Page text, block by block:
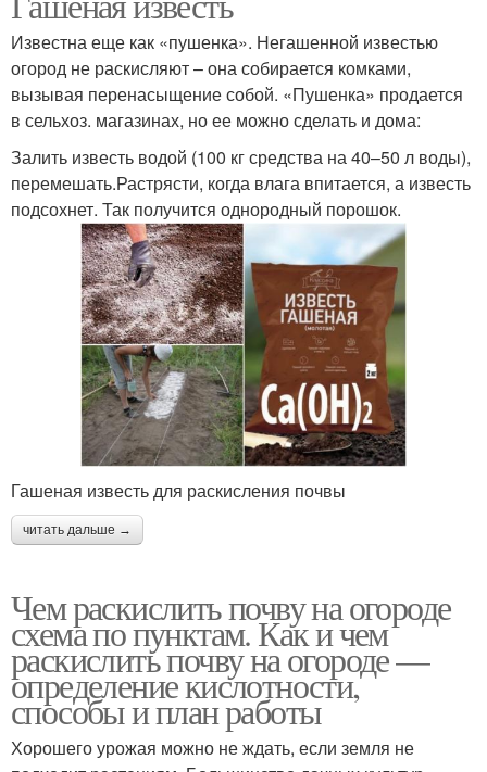
Известна еще как «пушенка». Негашенной известью
огород не раскисляют – она собирается комками,
вызывая перенасыщение собой. «Пушенка» продается
в сельхоз. магазинах, но ее можно сделать и дома:
Залить известь водой (100 кг средства на 40–50 л воды),
перемешать.Растрясти, когда влага впитается, а известь
подсохнет. Так получится однородный порошок.
Гашеная известь для раскисления почвы
читать дальше →
Чем раскислить почву на огороде
схема по пунктам. Как и чем
раскислить почву на огороде —
определение кислотности,
способы и план работы
Хорошего урожая можно не ждать, если земля не